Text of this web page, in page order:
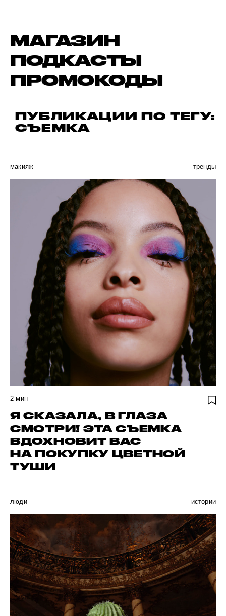
МАГАЗИН
ПОДКАСТЫ
ПРОМОКОДЫ
ПУБЛИКАЦИИ ПО ТЕГУ:
СЪЕМКА
макияж тренды
2 мин
Я СКАЗАЛА, В ГЛАЗА
СМОТРИ! ЭТА СЪЕМКА
ВДОХНОВИТ ВАС
НА ПОКУПКУ ЦВЕТНОЙ
ТУШИ
люди истории